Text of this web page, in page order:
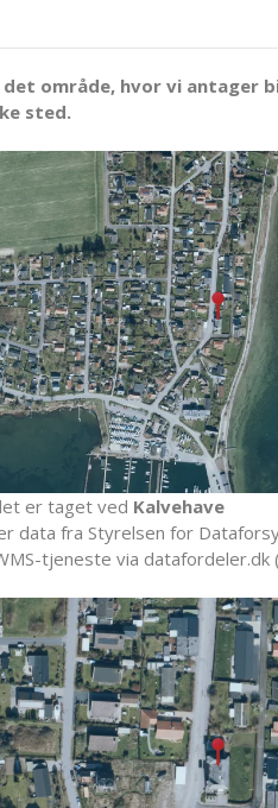
område, hvor vi antager
sted.
er taget ved Kalvehave
data fra Styrelsen for
tjeneste via